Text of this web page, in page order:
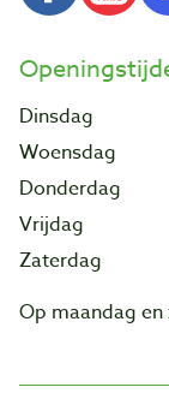
Dinsdag
Woensdag
Donderdag
Vrijdag
Zaterdag
Op maandag